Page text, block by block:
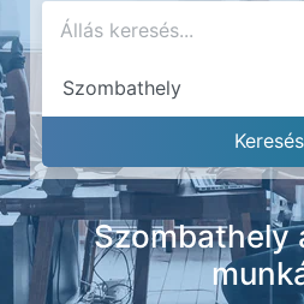
Szombathely